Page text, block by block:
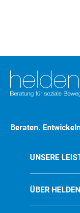
Beraten.
UNSERE
ÜBER